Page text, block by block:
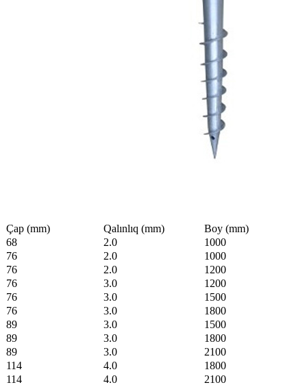
Çap (mm) Qalınlıq (mm)
Boy (mm)
68
2.0
1000
76
2.0
1000
76
2.0
1200
76
3.0
1200
76
3.0
1500
76
3.0
1800
89
3.0
1500
89
3.0
1800
89
3.0
2100
114
4.0
1800
114
4.0 2100